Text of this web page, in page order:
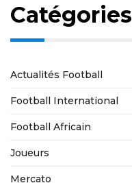
Catégories
Actualités Football
Football International
Football Africain
Joueurs
Mercato